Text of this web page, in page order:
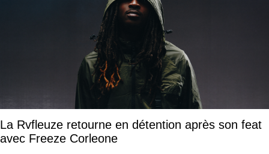
La Rvfleuze retourne en détention après son feat
avec Freeze Corleone